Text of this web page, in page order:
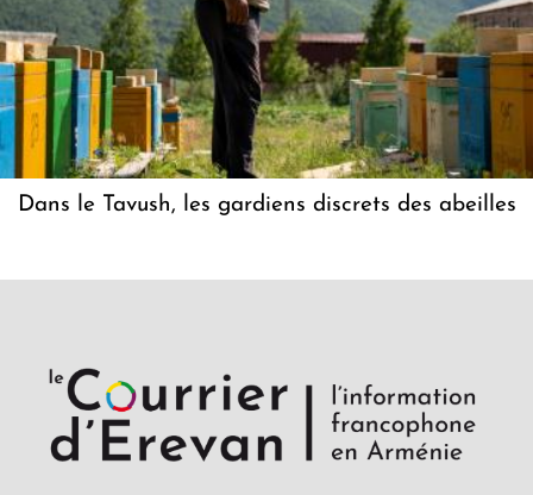
Dans le Tavush, les gardiens discrets des abeilles